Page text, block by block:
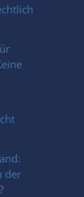
der